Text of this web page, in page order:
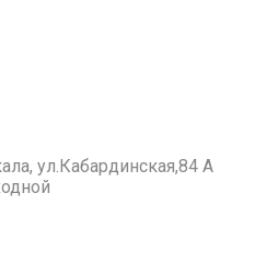
ул.Кабардинская,84 А